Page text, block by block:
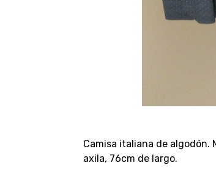
Camisa italiana de algodón.
axila, 76cm de largo.